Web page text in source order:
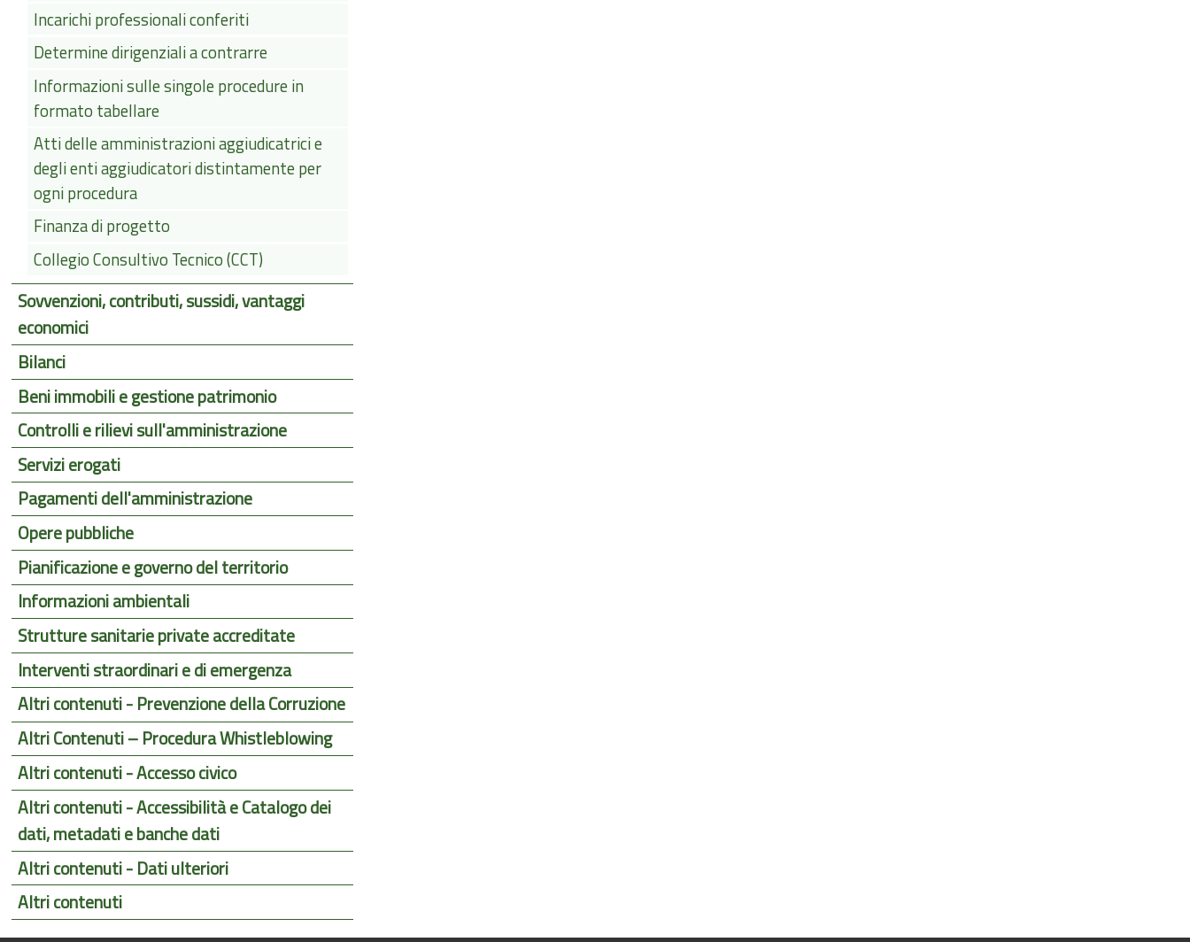
Incarichi professionali conferiti
Determine dirigenziali a contrarre
Informazioni sulle singole procedure in
formato tabellare
Atti delle amministrazioni aggiudicatrici e
degli enti aggiudicatori distintamente per
ogni procedura
Finanza di progetto
Collegio Consultivo Tecnico (CCT)
Sovvenzioni, contributi, sussidi, vantaggi
economici
Bilanci
Beni immobili e gestione patrimonio
Controlli e rilievi sull'amministrazione
Servizi erogati
Pagamenti dell'amministrazione
Opere pubbliche
Pianificazione e governo del territorio
Informazioni ambientali
Strutture sanitarie private accreditate
Interventi straordinari e di emergenza
Altri contenuti - Prevenzione della Corruzione
Altri Contenuti – Procedura Whistleblowing
Altri contenuti - Accesso civico
Altri contenuti - Accessibilità e Catalogo dei
dati, metadati e banche dati
Altri contenuti - Dati ulteriori
Altri contenuti